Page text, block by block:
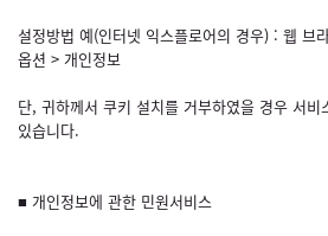
설정방법 예(인터넷 익스플로어의 경우) : 웹 브
옵션 > 개인정보
단, 귀하께서 쿠키 설치를 거부하였을 경우 서
있습니다.
■ 개인정보에 관한 민원서비스